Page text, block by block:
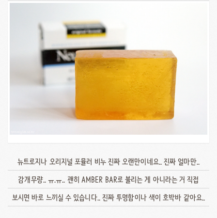
뉴트로지나 오리지널 포뮬러 비누 진짜 오랜만이네요.. 진짜 얼마만..
감개무량.. ㅠ.ㅠ.. 괜히 AMBER BAR로 불리는 게 아니라는 거 직접
보시면 바로 느끼실 수 있습니다.. 진짜 투명함이나 색이 호박바 같아요..